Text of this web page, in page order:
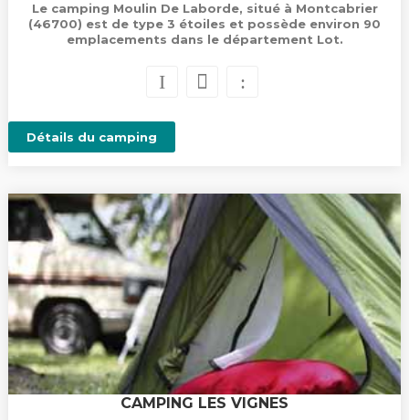
Le camping Moulin De Laborde, situé à Montcabrier
(46700) est de type 3 étoiles et possède environ 90
emplacements dans le département Lot.
Détails du camping
CAMPING LES VIGNES